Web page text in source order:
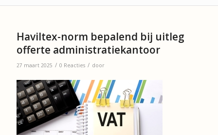
Haviltex-norm bepalend bij uitleg
offerte administratiekantoor
27 maart 2025 / 0 Reacties / door